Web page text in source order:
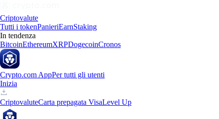
Criptovalute
Tutti i tokenPanieriEarnStaking
In tendenza
BitcoinEthereumXRPDogecoinCronos
Crypto.com AppPer tutti gli utenti
Inizia
CriptovaluteCarta prepagata VisaLevel Up